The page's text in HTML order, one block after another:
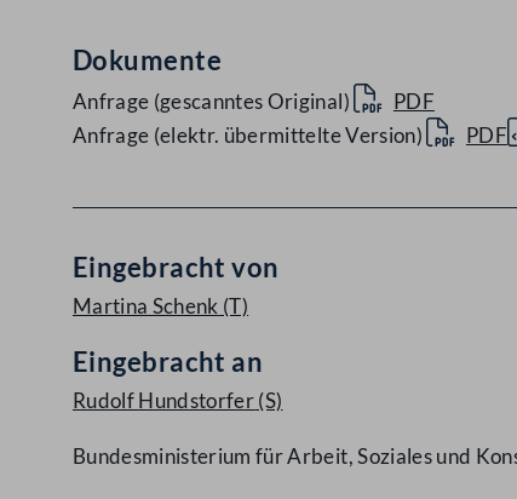
Dokumente
Anfrage (gescanntes Original)
PDF
Anfrage (elektr. übermittelte Version)
PDF
Eingebracht von
Martina Schenk (T)
Eingebracht an
Rudolf Hundstorfer(S)
Bundesministerium für Arbeit, Soziales und